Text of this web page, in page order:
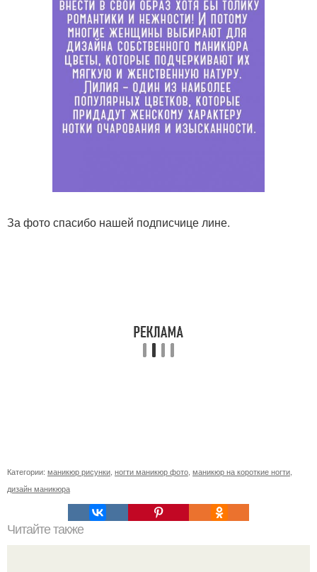
За фото спасибо нашей подписчице лине.
Категории: маникюр рисунки ногти маникюр фото маникюр на короткие ногти
дизайн маникюра
Читайте также